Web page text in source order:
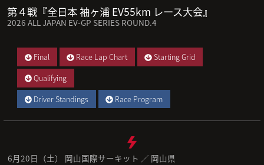
第４戦『全日本 袖ヶ浦 EV55km レース大会』
2026 ALL JAPAN EV-GP SERIES ROUND.4
Final Race Lap Chart
Starting Grid
Qualifying
Driver Standings
Race Program
6月20日（土） 岡山国際サーキット ／ 岡山県